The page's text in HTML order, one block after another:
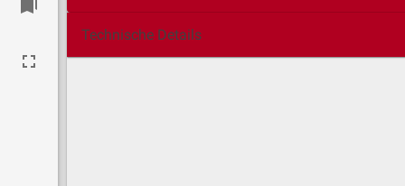
Technische Details